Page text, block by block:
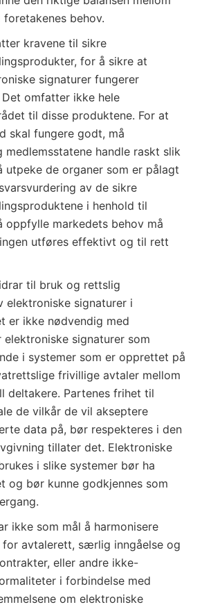
behov.
kravene til sikre
for å sikre at
signaturer fungerer
Det omfatter ikke hele
til disse produktene. For at
skal fungere godt, må
medlemsstatene handle raskt slik
utpeke de organer som er pålagt
av de sikre
i henhold til
oppfylle markedets behov må
utføres effektivt og til rett
til bruk og rettslig
elektroniske signaturer i
er ikke nødvendig med
elektroniske signaturer som
i systemer som er opprettet på
frivillige avtaler mellom
deltakere. Partenes frihet til
de vilkår de vil akseptere
data på, bør respekteres i den
tillater det. Elektroniske
i slike systemer bør ha
og bør kunne godkjennes som
ikke som mål å harmonisere
for avtalerett, særlig inngåelse og
eller andre ikke-
i forbindelse med
om elektroniske